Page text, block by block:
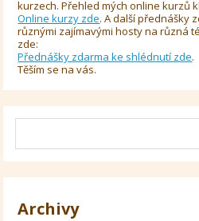
kurzech. Přehled mých online kurzů
Online kurzy zde. A další přednášky
různými zajímavými hosty na různá
zde:
Přednášky zdarma ke shlédnutí zde.
Těším se na vás.
Archivy